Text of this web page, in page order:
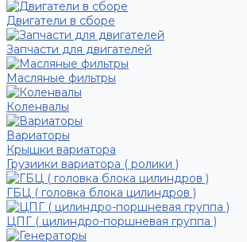
Двигатели в сборе
Запчасти для двигателей
Масляные фильтры
Коленвалы
Вариаторы
Крышки вариатора
Грузиики вариатора ( ролики )
ГБЦ ( головка блока цилиндров )
ЦПГ ( цилиндро-поршневая группа )